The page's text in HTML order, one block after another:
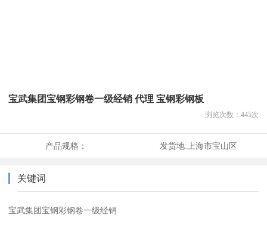
宝武集团宝钢彩钢卷一级经销 代理 宝钢彩钢板
浏览次数： 445次
产品规格： 发货地: 上海市宝山区
关键词
宝武集团宝钢彩钢卷一级经销